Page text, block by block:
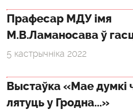
Прафесар МДУ імя
М.В.Ламаносава ў
5 кастрычніка 2022
Выстаўка «Мае думкі
лятуць у Гродна...»